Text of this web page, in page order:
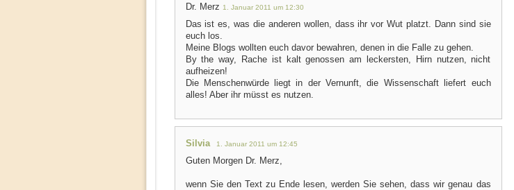
Dr. Merz 1. Januar 2011 um 12:30
Das ist es, was die anderen wollen, dass ihr vor Wut platzt. Dann sind sie
euch los.
Meine Blogs wollten euch davor bewahren, denen in die Falle zu gehen.
By the way, Rache ist kalt genossen am leckersten, Hirn nutzen, nicht
aufheizen!
Die Menschenwürde liegt in der Vernunft, die Wissenschaft liefert euch
alles! Aber ihr müsst es nutzen.
Silvia 1. Januar 2011 um 12:45
Guten Morgen Dr. Merz,
wenn Sie den Text zu Ende lesen, werden Sie sehen, dass wir genau das